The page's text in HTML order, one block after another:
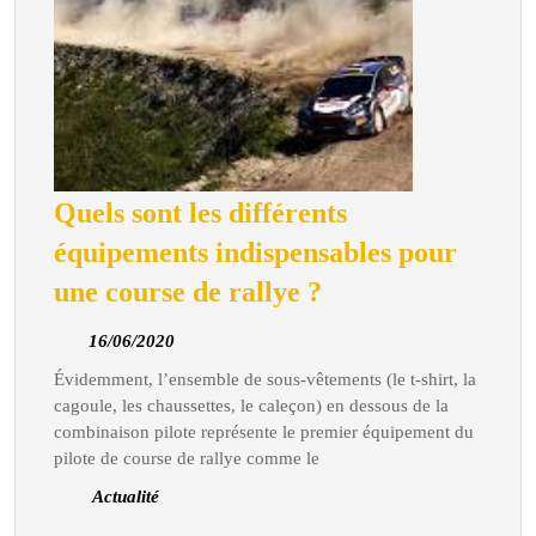
Quels sont les différents
équipements indispensables pour
une course de rallye ?
différents
équipements
16/06/202016/06/2020
Évidemment, l’ensemble de sous-vêtements (le t-shirt, la
cagoule, les chaussettes, le caleçon) en dessous de la
combinaison pilote représente le premier équipement du
pilote de course de rallye comme le
Actualité